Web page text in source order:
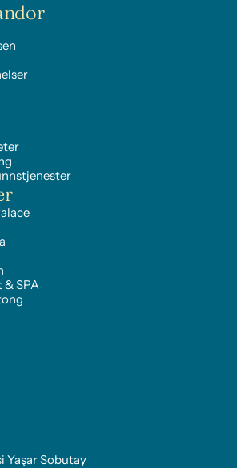
& SPA
Yaşar Sobutay